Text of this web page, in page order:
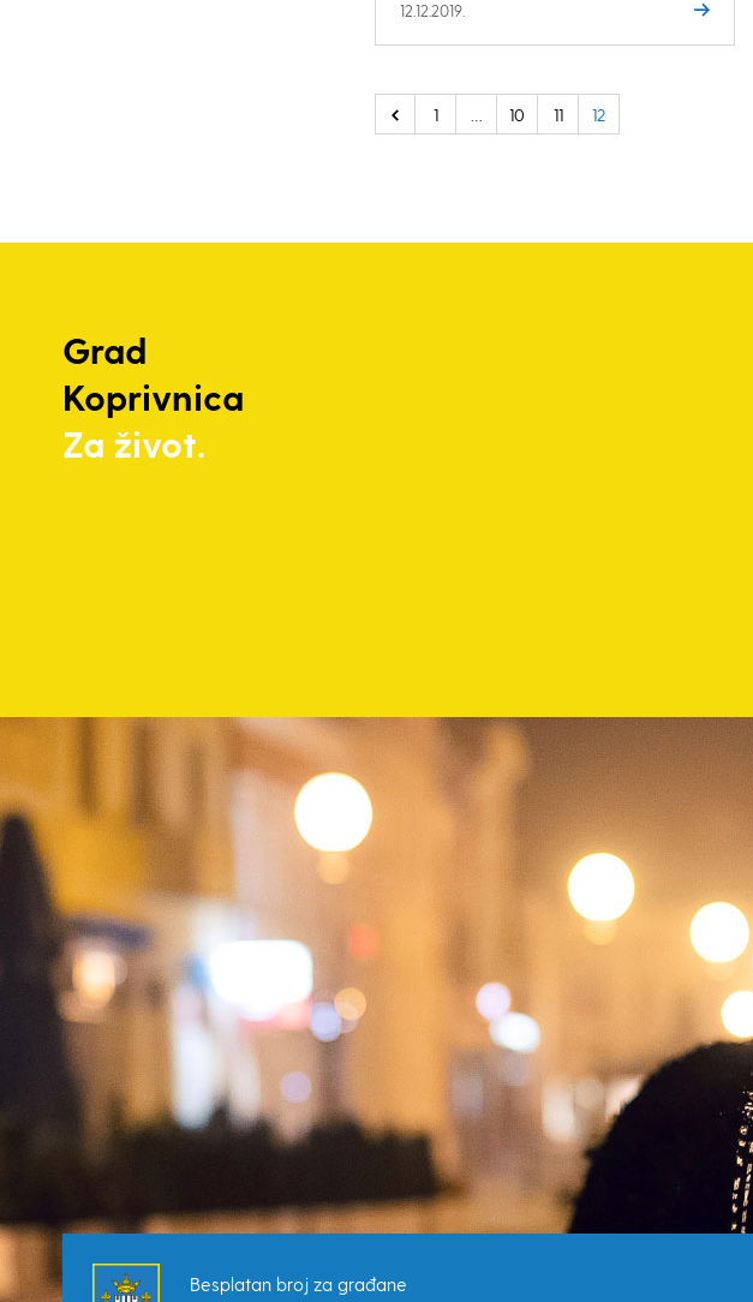
12.12.2019.
1 10 11 12
Grad
Koprivnica
Za život.
Besplatan broj za građane